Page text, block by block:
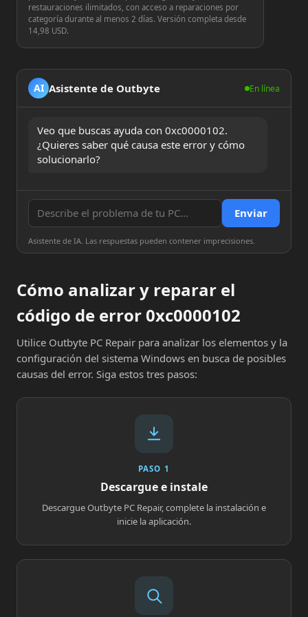
restauraciones ilimitados, con acceso a reparaciones por
categoría durante al menos 2 días. Versión completa desde
14,98 USD.
AI Asistente de Outbyte En línea
Veo que buscas ayuda con 0xc0000102.
¿Quieres saber qué causa este error y cómo
solucionarlo?
Enviar
Asistente de IA. Las respuestas pueden contener imprecisiones.
Cómo analizar y reparar el
código de error 0xc0000102
Utilice Outbyte PC Repair para analizar los elementos y la
configuración del sistema Windows en busca de posibles
causas del error. Siga estos tres pasos:
PASO 1
Descargue e instale
Descargue Outbyte PC Repair, complete la instalación e
inicie la aplicación.